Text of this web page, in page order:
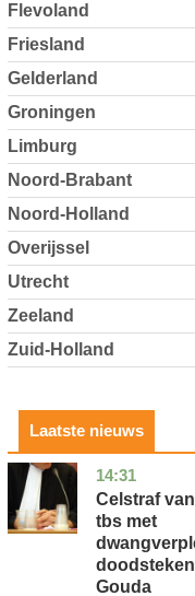
Flevoland
Friesland
Gelderland
Groningen
Limburg
Noord-Brabant
Noord-Holland
Overijssel
Utrecht
Zeeland
Zuid-Holland
Laatste nieuws
14:31
zuid-
holland
nieuws
Celstraf
tbs met
Gouda